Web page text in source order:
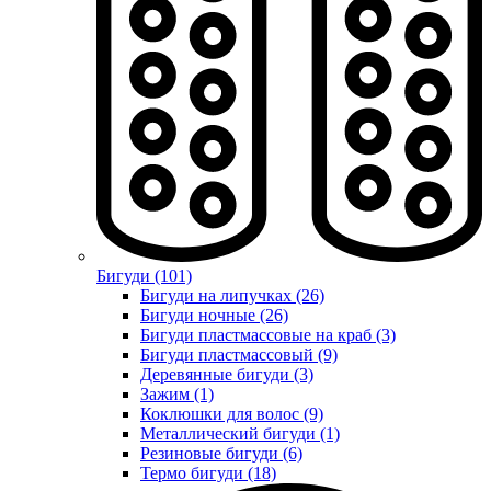
Бигуди (101)
Бигуди на липучках (26)
Бигуди ночные (26)
Бигуди пластмассовые на краб (3)
Бигуди пластмассовый (9)
Деревянные бигуди (3)
Зажим (1)
Коклюшки для волос (9)
Металлический бигуди (1)
Резиновые бигуди (6)
Термо бигуди (18)